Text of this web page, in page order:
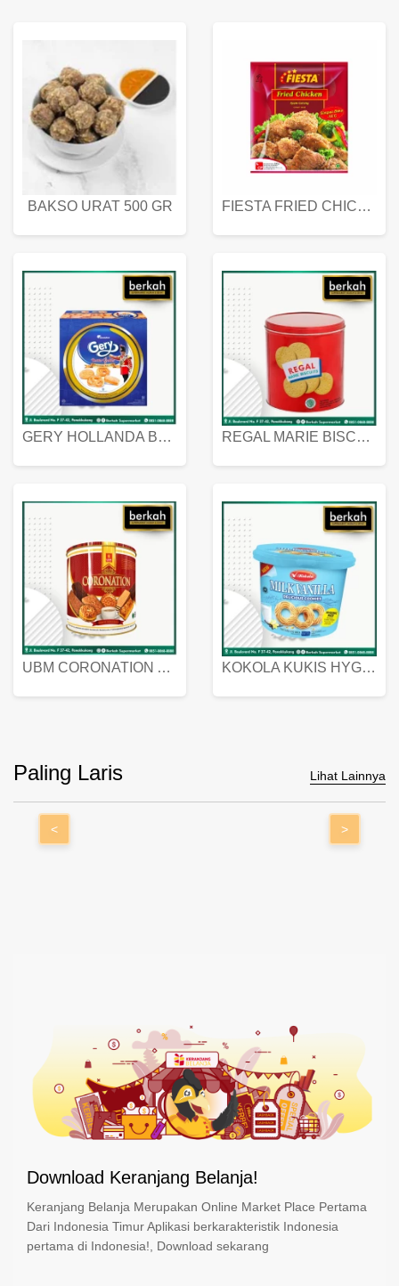
BAKSO URAT 500 GR FIESTA FRIED CHICKEN 500 GR
GERY HOLLANDA BUTTER COOKIES 450 GRAM REGAL MARIE BISCUIT KALENG 550 GRAM
UBM CORONATION ASSORTED BISKUIT KALENG 450 GRAM KOKOLA KUKIS HYGIENIC MILK VANILLA PACK 320 GR
Paling Laris Lihat Lainnya
< >
Download Keranjang Belanja!
Keranjang Belanja Merupakan Online Market Place Pertama
Dari Indonesia Timur Aplikasi berkarakteristik Indonesia
pertama di Indonesia!, Download sekarang